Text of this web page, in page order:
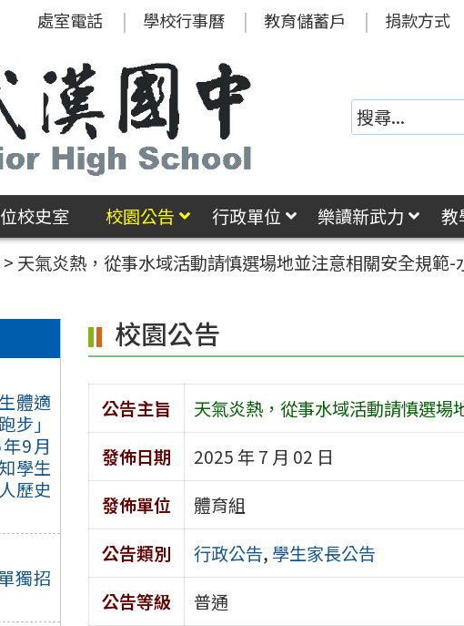
處室電話 學校行事曆 教育儲蓄戶 捐款方式
校史室 校園公告 行政單位 樂讀新武力 教
> 天氣炎熱，從事水域活動請慎選場地並注意相關安全規範-
體適
步」
9月
學生
歷史
獨招
校園公告
公告主旨
天氣炎熱，從事水域活動請慎選
發佈日期
2025 年 7 月 02 日
發佈單位
體育組
公告類別
行政公告, 學生家長公告
公告等級
普通